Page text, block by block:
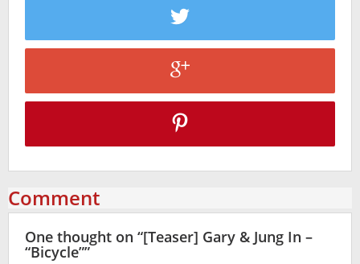
Comment
One thought on “[Teaser] Gary & Jung In –
“Bicycle””